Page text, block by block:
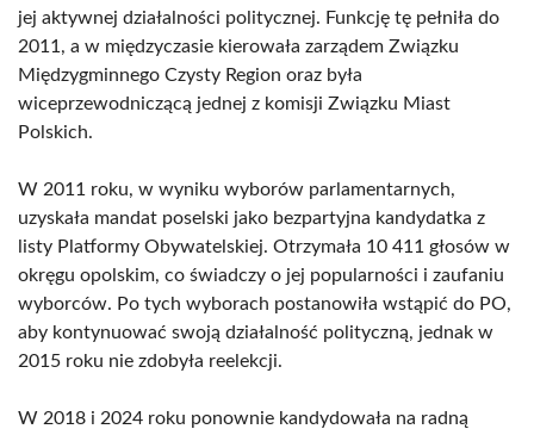
jej aktywnej działalności politycznej. Funkcję tę pełniła do
2011, a w międzyczasie kierowała zarządem Związku
Międzygminnego Czysty Region oraz była
wiceprzewodniczącą jednej z komisji Związku Miast
Polskich.
W 2011 roku, w wyniku wyborów parlamentarnych,
uzyskała mandat poselski jako bezpartyjna kandydatka z
listy Platformy Obywatelskiej. Otrzymała 10 411 głosów w
okręgu opolskim, co świadczy o jej popularności i zaufaniu
wyborców. Po tych wyborach postanowiła wstąpić do PO,
aby kontynuować swoją działalność polityczną, jednak w
2015 roku nie zdobyła reelekcji.
W 2018 i 2024 roku ponownie kandydowała na radną